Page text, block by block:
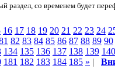
раздел, со временем будет
16 17 18 19 20 21 22 23 24
82 83 84 85 86 87 88 89 90
134 135 136 137 138 139 140
181 182 183 184 185 » |